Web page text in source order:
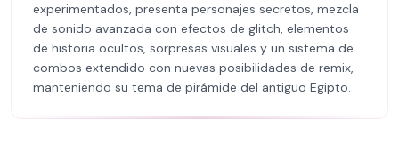
experimentados, presenta personajes secretos, mezcla
de sonido avanzada con efectos de glitch, elementos
de historia ocultos, sorpresas visuales y un sistema de
combos extendido con nuevas posibilidades de remix,
manteniendo su tema de pirámide del antiguo Egipto.